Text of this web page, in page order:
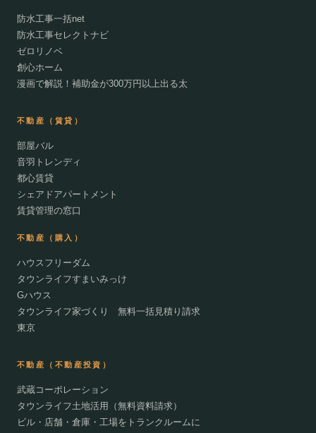
防水工事一括net
防水工事セレクトナビ
ゼロリノベ
創心ホーム
漫画で解説！補助金が300万円以上出る太
不動産（賃貸）
部屋バル
音羽トレンディ
都心賃貸
シェアドアパートメント
賃貸管理の窓口
不動産（購入）
ハウスフリーダム
タウンライフすまいみっけ
Gハウス
タウンライフ家づくり 無料一括見積り請求
東京
不動産（不動産投資）
武蔵コーポレーション
タウンライフ土地活用（無料資料請求）
ビル・店舗・倉庫・工場をトランクルームに